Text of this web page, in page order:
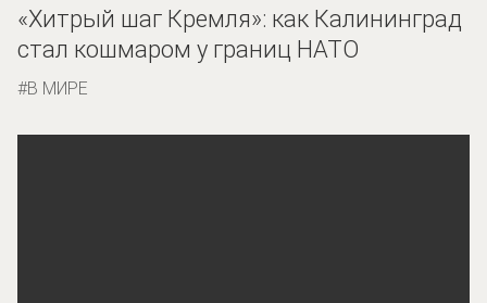
«Хитрый шаг Кремля»: как Калининград
стал кошмаром у границ НАТО
В МИРЕ